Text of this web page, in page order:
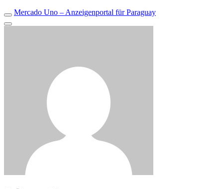
Mercado Uno – Anzeigenportal für Paraguay